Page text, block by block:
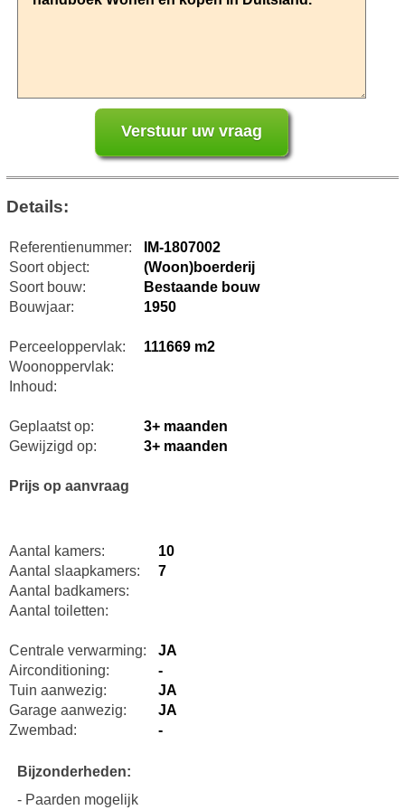
Details:
Referentienummer:
IM-1807002
Soort object:
(Woon)boerderij
Soort bouw:
Bestaande bouw
Bouwjaar:
1950
Perceeloppervlak:
111669 m2
Woonoppervlak:
Inhoud:
Geplaatst op:
3+ maanden
Gewijzigd op:
3+ maanden
Prijs op aanvraag
Aantal kamers:
10
Aantal slaapkamers:
7
Aantal badkamers:
Aantal toiletten:
Centrale verwarming:
JA
Airconditioning:
-
Tuin aanwezig:
JA
Garage aanwezig:
JA
Zwembad:
-
Bijzonderheden:
- Paarden mogelijk